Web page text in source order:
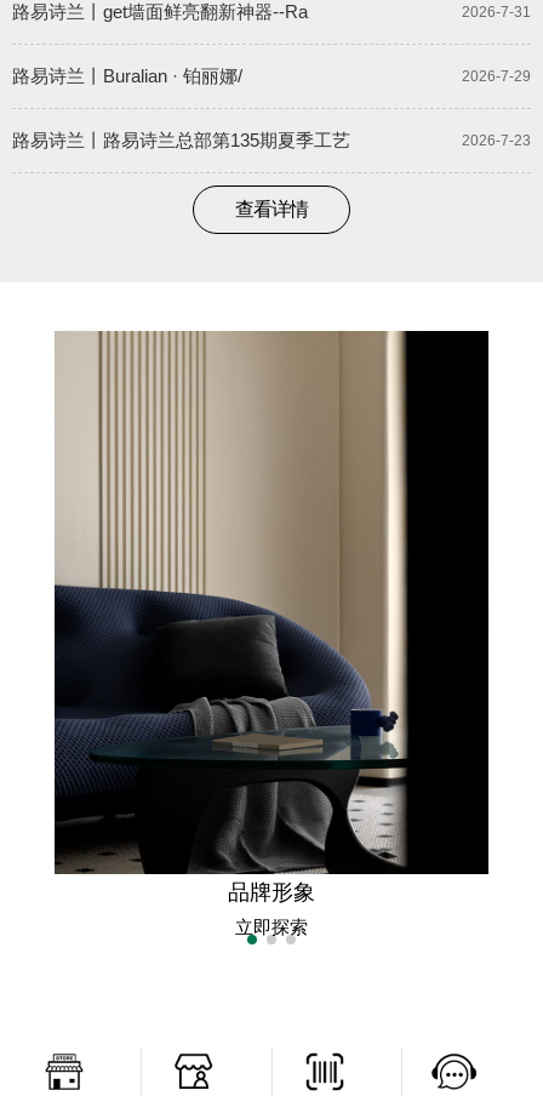
2026-7-31
路易诗兰丨get墙面鲜亮翻新神器--Ra
2026-7-29
路易诗兰丨Buralian · 铂丽娜/
2026-7-23
路易诗兰丨路易诗兰总部第135期夏季工艺
查看详情
品牌形象
立即探索